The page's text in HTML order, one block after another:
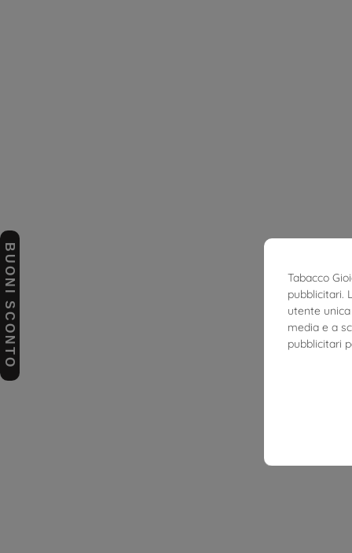
BUONI SCONTO
Tabacco
pubblicitari.
utente
media e a
pubblicitari